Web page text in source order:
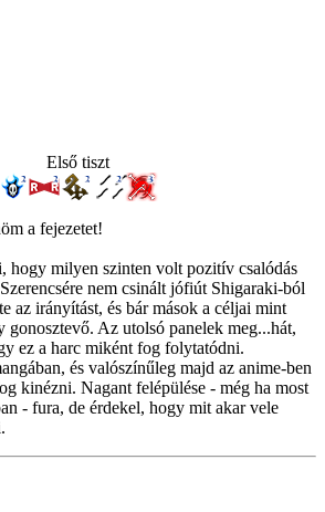
Első tiszt
a fejezetet!
hogy milyen szinten volt pozitív csalódás
nem csinált jófiút Shigaraki-ból
az irányítást, és bár mások a céljai mint
gonosztevő. Az utolsó panelek meg...hát,
ez a harc miként fog folytatódni.
és valószínűleg majd az anime-ben
kinézni. Nagant felépülése - még ha most
- fura, de érdekel, hogy mit akar vele